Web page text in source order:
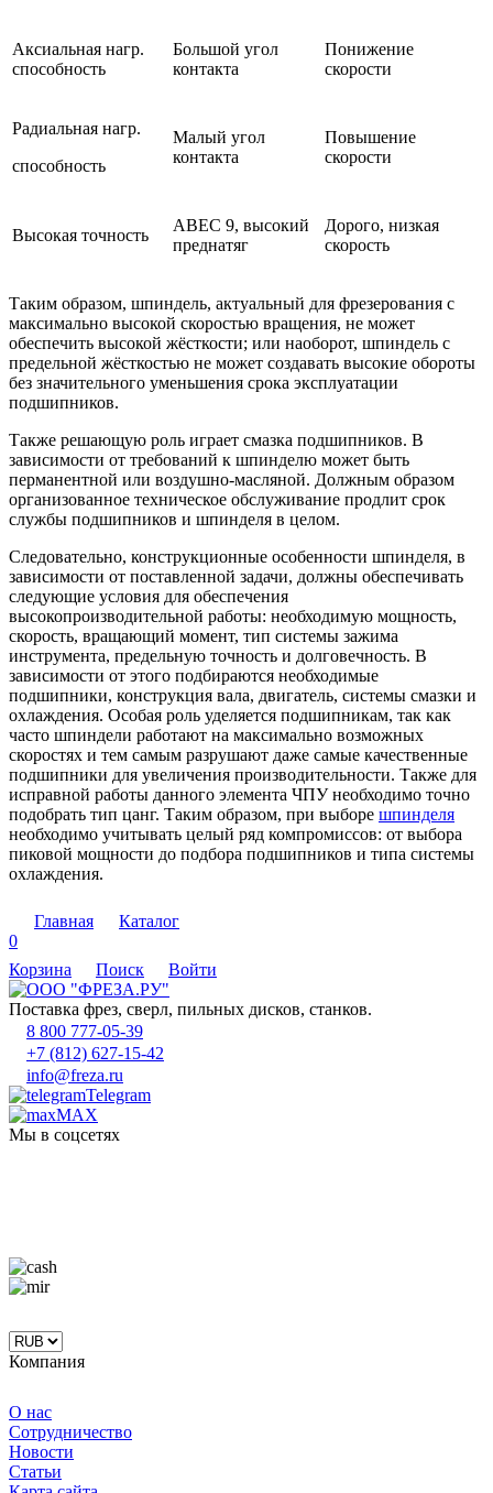
Аксиальная нагр.
способность
Большой угол
контакта
Понижение
скорости
Радиальная нагр.
способность
Малый угол
контакта
Повышение
скорости
Высокая точность
ABEC 9, высокий
преднатяг
Дорого, низкая
скорость
Таким образом, шпиндель, актуальный для фрезерования с
максимально высокой скоростью вращения, не может
обеспечить высокой жёсткости; или наоборот, шпиндель с
предельной жёсткостью не может создавать высокие обороты
без значительного уменьшения срока эксплуатации
подшипников.
Также решающую роль играет смазка подшипников. В
зависимости от требований к шпинделю может быть
перманентной или воздушно-масляной. Должным образом
организованное техническое обслуживание продлит срок
службы подшипников и шпинделя в целом.
Следовательно, конструкционные особенности шпинделя, в
зависимости от поставленной задачи, должны обеспечивать
следующие условия для обеспечения
высокопроизводительной работы: необходимую мощность,
скорость, вращающий момент, тип системы зажима
инструмента, предельную точность и долговечность. В
зависимости от этого подбираются необходимые
подшипники, конструкция вала, двигатель, системы смазки и
охлаждения. Особая роль уделяется подшипникам, так как
часто шпиндели работают на максимально возможных
скоростях и тем самым разрушают даже самые качественные
подшипники для увеличения производительности. Также для
исправной работы данного элемента ЧПУ необходимо точно
подобрать тип цанг. Таким образом, при выборе шпинделя
необходимо учитывать целый ряд компромиссов: от выбора
пиковой мощности до подбора подшипников и типа системы
охлаждения.
Главная
Каталог
0
Корзина
Поиск Войти
Поставка фрез, сверл, пильных дисков, станков.
8 800 777-05-39
+7 (812) 627-15-42
info@freza.ru
Telegram
MAX
Мы в соцсетях
Компания
О нас
Сотрудничество
Новости
Статьи